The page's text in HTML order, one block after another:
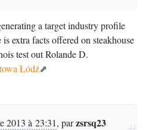
a target industry profile
extra facts offered on steakhouse
test out Rolande D.
Łódź
2013 à 23:31, parzsrsq23